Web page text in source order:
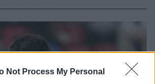
Not Process My Personal